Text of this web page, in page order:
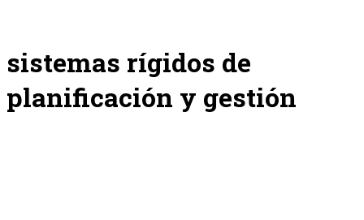
sistemas rígidos de
planificación y gestión